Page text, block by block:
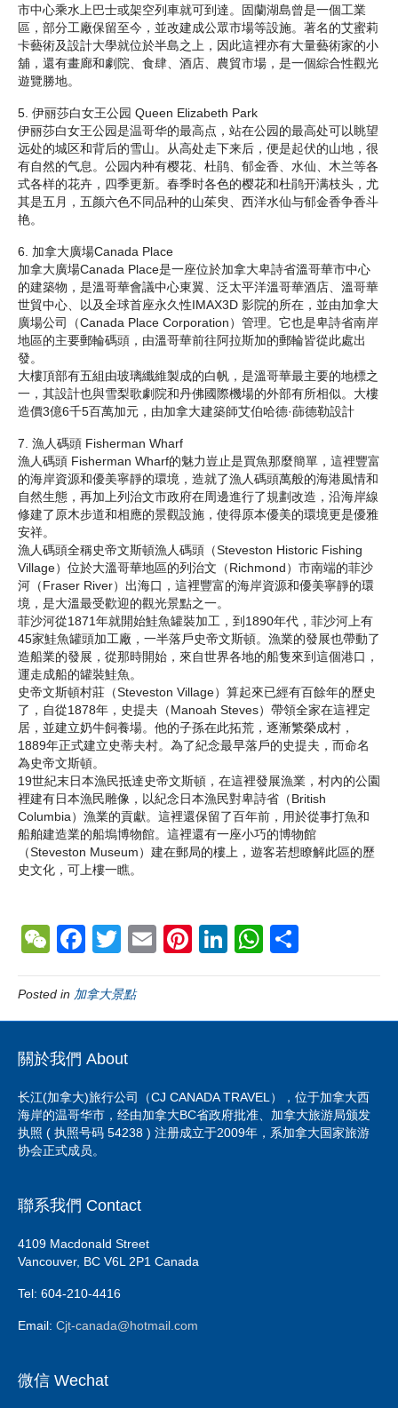
市中心乘水上巴士或架空列車就可到達。固蘭湖島曾是一個工業
區，部分工廠保留至今，並改建成公眾市場等設施。著名的艾蜜莉
卡藝術及設計大學就位於半島之上，因此這裡亦有大量藝術家的小
舖，還有畫廊和劇院、食肆、酒店、農貿市場，是一個綜合性觀光
遊覽勝地。
5. 伊丽莎白女王公园 Queen Elizabeth Park
伊丽莎白女王公园是温哥华的最高点，站在公园的最高处可以眺望
远处的城区和背后的雪山。从高处走下来后，便是起伏的山地，很
有自然的气息。公园内种有樱花、杜鹃、郁金香、水仙、木兰等各
式各样的花卉，四季更新。春季时各色的樱花和杜鹃开满枝头，尤
其是五月，五颜六色不同品种的山茱臾、西洋水仙与郁金香争香斗
艳。
6. 加拿大廣場Canada Place
加拿大廣場Canada Place是一座位於加拿大卑詩省溫哥華市中心
的建築物，是溫哥華會議中心東翼、泛太平洋溫哥華酒店、溫哥華
世貿中心、以及全球首座永久性IMAX3D 影院的所在，並由加拿大
廣場公司（Canada Place Corporation）管理。它也是卑詩省南岸
地區的主要郵輪碼頭，由溫哥華前往阿拉斯加的郵輪皆從此處出
發。
大樓頂部有五組由玻璃纖維製成的白帆，是溫哥華最主要的地標之
一，其設計也與雪梨歌劇院和丹佛國際機場的外部有所相似。大樓
造價3億6千5百萬加元，由加拿大建築師艾伯哈德·蒒德勒設計
7. 漁人碼頭 Fisherman Wharf
漁人碼頭 Fisherman Wharf的魅力豈止是買魚那麼簡單，這裡豐富
的海岸資源和優美寧靜的環境，造就了漁人碼頭萬般的海港風情和
自然生態，再加上列治文市政府在周邊進行了規劃改造，沿海岸線
修建了原木步道和相應的景觀設施，使得原本優美的環境更是優雅
安祥。
漁人碼頭全稱史帝文斯頓漁人碼頭（Steveston Historic Fishing
Village）位於大溫哥華地區的列治文（Richmond）市南端的菲沙
河（Fraser River）出海口，這裡豐富的海岸資源和優美寧靜的環
境，是大溫最受歡迎的觀光景點之一。
菲沙河從1871年就開始鮭魚罐裝加工，到1890年代，菲沙河上有
45家鮭魚罐頭加工廠，一半落戶史帝文斯頓。漁業的發展也帶動了
造船業的發展，從那時開始，來自世界各地的船隻來到這個港口，
運走成船的罐裝鮭魚。
史帝文斯頓村莊（Steveston Village）算起來已經有百餘年的歷史
了，自從1878年，史提夫（Manoah Steves）帶領全家在這裡定
居，並建立奶牛飼養場。他的子孫在此拓荒，逐漸繁榮成村，
1889年正式建立史蒂夫村。為了紀念最早落戶的史提夫，而命名
為史帝文斯頓。
19世紀末日本漁民抵達史帝文斯頓，在這裡發展漁業，村內的公園
裡建有日本漁民雕像，以紀念日本漁民對卑詩省（British
Columbia）漁業的貢獻。這裡還保留了百年前，用於從事打魚和
船舶建造業的船塢博物館。這裡還有一座小巧的博物館
（Steveston Museum）建在郵局的樓上，遊客若想瞭解此區的歷
史文化，可上樓一瞧。
W
e
C
h
at
F
a
c
e
b
o
k
T
wi
tt
er
E
m
Pi
nt
e
Li
n
e
W
h
s
p
h
e
Posted in 加拿大景點
關於我們 About
长江(加拿大)旅行公司（CJ CANADA TRAVEL），位于加拿大西
海岸的温哥华市，经由加拿大BC省政府批准、加拿大旅游局颁发
执照 ( 执照号码 54238 ) 注册成立于2009年，系加拿大国家旅游
协会正式成员。
聯系我們 Contact
4109 Macdonald Street
Vancouver, BC V6L 2P1 Canada
Tel: 604-210-4416
Email: Cjt-canada@hotmail.com
微信 Wechat